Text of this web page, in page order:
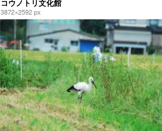
コウノトリ文化館
3872×2592 px